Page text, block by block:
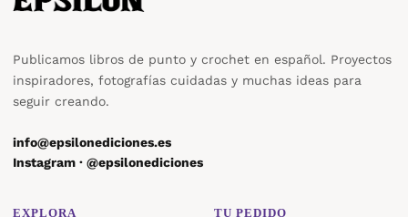
Publicamos libros de punto y crochet en español. Proyectos
inspiradores, fotografías cuidadas y muchas ideas para
seguir creando.
info@epsilonediciones.es
Instagram · @epsilonediciones
EXPLORA TU PEDIDO